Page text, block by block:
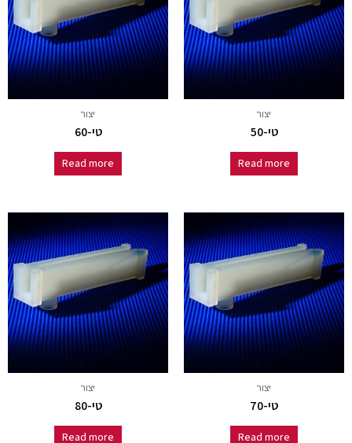
יצור
טי-50
Read more
יצור
טי-60
Read more
יצור
טי-70
Read more
יצור
טי-80
Read more